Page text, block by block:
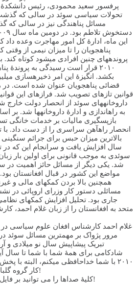
پرفسور سعید محمودی، رئیس
تحولات سیاسی سوئد در سالی که
مسائل پناهندگی نیز در سالی که
این ماه، ادارۀ کل امور مهاجرت وعده
پناهجویان را تا میزان نیمی از
پرونده­های چنین افرادی می­شود کوتاه کند.
بکشد. انگیزۀ این امر ذخیره­سازی
قضائی پناهجویان عنوان شده است.
قوانین تازه­ای تصویب شد. فرازهای این
داروخانه­های سوئد از انحصار دولت
به راه­اندازی و ادارۀ داروخانه­ها شد. بر
بازپس­گیری مالیات­ بر خدمات خانگی
انحصار راه­آهن سراسری را از دست داد. با
سوئدی به موجب قانونی برای اولین بار
شد. یکی دیگر از مسائل حائز اهمیت
مواضع این کشور در قبال افغانستان
همچنین بالا بردن کمک­های مالی و
مسائلی دستور کار وزرای اروپائی در
جاری بود. تحلیل افزایش کمک­های
متحد به افغانستان را از زبان غلام احمد،
غلام احمد کارشناس افغان علوم سیاسی در
تبریک پیشاپیش سال نو میلادی و
۲۰۱۰ با شما خداحافظی می­کنم، البته با
کار گروه گلبانگ. روز و روزگارتان خوش!
کلیۀ صداها را می توانید بر فایل صوتی ضمیمه گوش دهید!